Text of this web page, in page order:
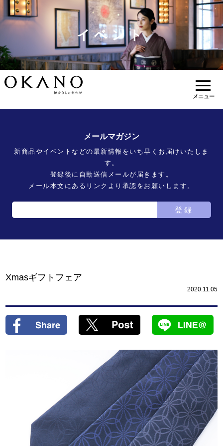
イベント
メニュー
メールマガジン
新商品やイベントなどの最新情報をいち早くお届けいたしま
す。
登録後に自動送信メールが届きます。
メール本文にあるリンクより承認をお願いします。
登録
Xmasギフトフェア
2020.11.05